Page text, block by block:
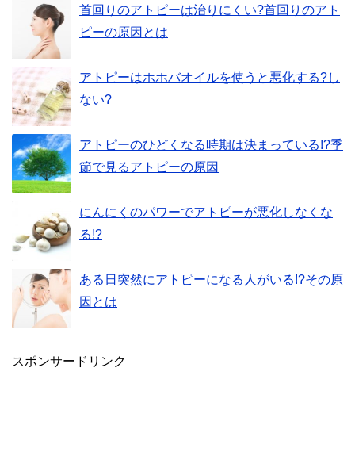
首回りのアトピーは治りにくい?首回りのアト
ピーの原因とは
アトピーはホホバオイルを使うと悪化する?し
ない?
アトピーのひどくなる時期は決まっている!?季
節で見るアトピーの原因
にんにくのパワーでアトピーが悪化しなくな
る!?
ある日突然にアトピーになる人がいる!?その原
因とは
スポンサードリンク